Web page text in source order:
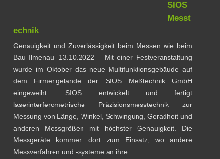
SIOS
Messt
echnik
Genauigkeit und Zuverlässigkeit beim Messen wie beim
Bau Ilmenau, 13.10.2022 – Mit einer Festveranstaltung
wurde im Oktober das neue Multifunktionsgebäude auf
dem Firmengelände der SIOS Meßtechnik GmbH
eingeweiht. SIOS entwickelt und fertigt
laserinterferometrische Präzisionsmesstechnik zur
Messung von Länge, Winkel, Schwingung, Geradheit und
anderen Messgrößen mit höchster Genauigkeit. Die
Messgeräte kommen dort zum Einsatz, wo andere
Messverfahren und -systeme an ihre